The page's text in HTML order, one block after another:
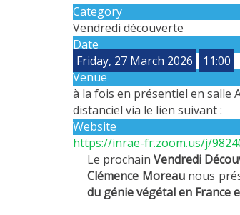
Category
Vendredi découverte
Date
Friday, 27 March 2026
11:00
Venue
à la fois en présentiel en salle
distanciel via le lien suivant :
Website
https://inrae-fr.zoom.us/j/
Le prochain Vendredi
Clémence Moreaunous
du génie végétal en France